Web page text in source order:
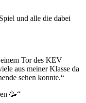
und alle die dabei
Tor des KEV
aus meiner Klasse da
sehen konnte.“
🥳“